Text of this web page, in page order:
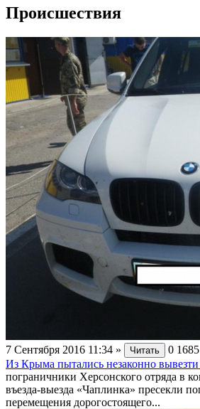
Происшествия
7 Сентября 2016 11:34 » Читать 0 1685
Из Крыма пытались незаконно
пограничники Херсонского отряда в
въезда-выезда «Чаплинка» пресекли
перемещения дорогостоящего...